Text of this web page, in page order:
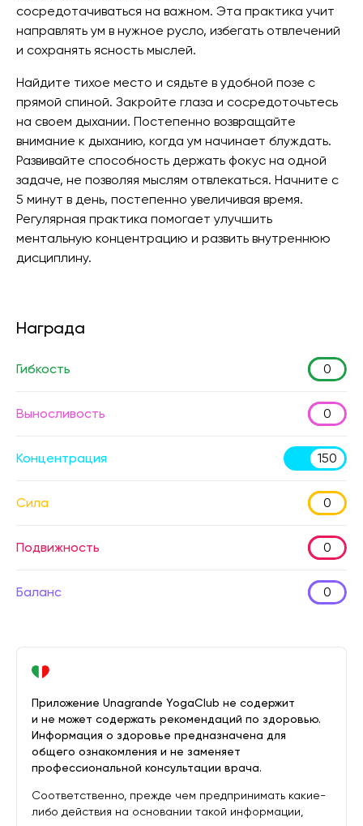
сосредотачиваться на важном. Эта практика учит
направлять ум в нужное русло, избегать отвлечений
и сохранять ясность мыслей.
Найдите тихое место и сядьте в удобной позе с
прямой спиной. Закройте глаза и сосредоточьтесь
на своем дыхании. Постепенно возвращайте
внимание к дыханию, когда ум начинает блуждать.
Развивайте способность держать фокус на одной
задаче, не позволяя мыслям отвлекаться. Начните с
5 минут в день, постепенно увеличивая время.
Регулярная практика помогает улучшить
ментальную концентрацию и развить внутреннюю
дисциплину.
Награда
Гибкость 0
Выносливость 0
Концентрация 150
Сила 0
Подвижность 0
Баланс 0
Приложение Unagrande YogaClub не содержит
и не может содержать рекомендаций по здоровью.
Информация о здоровье предназначена для
общего ознакомления и не заменяет
профессиональной консультации врача.
Соответственно, прежде чем предпринимать какие-
либо действия на основании такой информации,